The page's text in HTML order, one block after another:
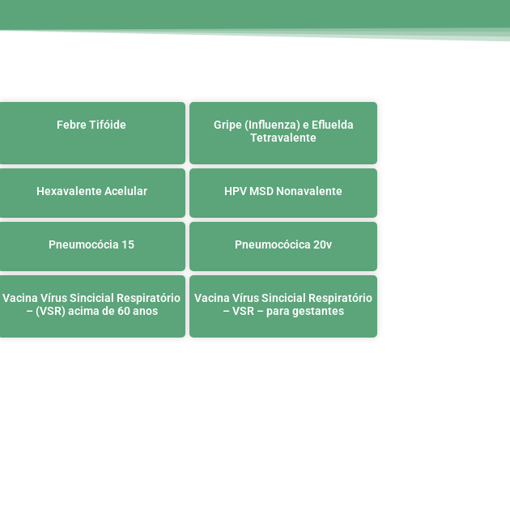
Febre Tifóide
Gripe (Influenza) e Efluelda
Tetravalente
Hexavalente Acelular HPV MSD Nonavalente
Pneumocócia 15 Pneumocócica 20v
Vacina Vírus Sincicial Respiratório
– (VSR) acima de 60 anos
Vacina Vírus Sincicial Respiratório
– VSR – para gestantes